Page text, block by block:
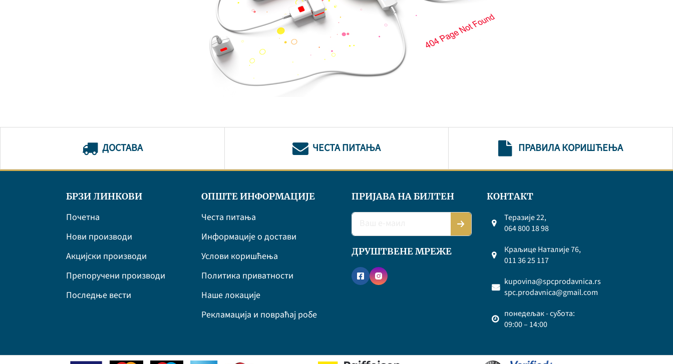
ДОСТАВА ЧЕСТА ПИТАЊА ПРАВИЛА КОРИШЋЕЊА
БРЗИ ЛИНКОВИ
Почетна
Нови производи
Акцијски производи
Препоручени производи
Последње вести
ОПШТЕ ИНФОРМАЦИЈЕ
Честа питања
Информације о достави
Услови коришћења
Политика приватности
Наше локације
Рекламација и повраћај робе
ПРИЈАВА НА БИЛТЕН
ДРУШТВЕНЕ МРЕЖЕ
КОНТАКТ
Теразије 22,
064 800 18 98
Краљице Наталије 76,
011 36 25 117
kupovina@spcprodavnica.rs
spc.prodavnica@gmail.com
понедељак - субота:
09:00 – 14:00